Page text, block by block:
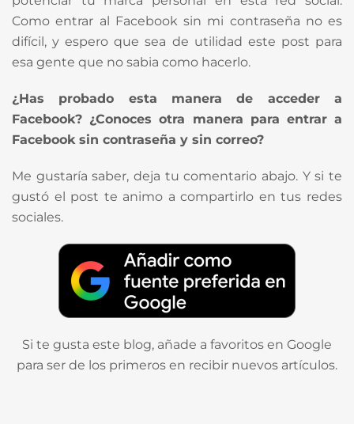
Como entrar al Facebook sin mi contraseña no es
difícil, y espero que sea de utilidad este post para
esa gente que no sabia como hacerlo.
¿Has probado esta manera de acceder a
Facebook? ¿Conoces otra manera para entrar a
Facebook sin contraseña y sin correo?
Me gustaría saber, deja tu comentario abajo. Y si te
gustó el post te animo a compartirlo en tus redes
sociales.
Si te gusta este blog, añade a favoritos en Google
para ser de los primeros en recibir nuevos artículos.